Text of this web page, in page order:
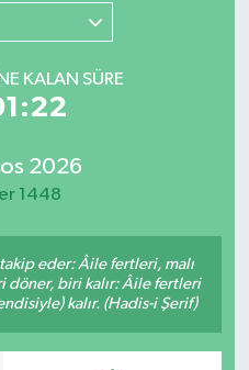
KALAN SÜRE
2026
1448
eder: Âile fertleri, malı
döner, biri kalır: Âile fertleri
kalır. (Hadis-i Şerif)
ve Fikstür